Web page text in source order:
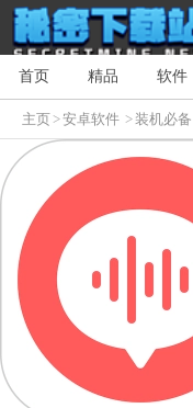
首页 精品 软件
主页>安卓软件 >装机必备